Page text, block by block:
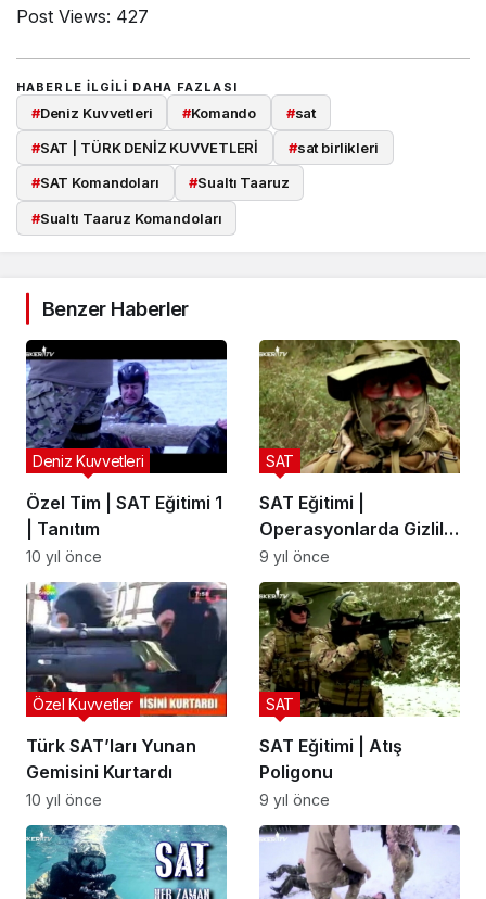
Post Views: 427
HABERLE ILGILI DAHA FAZLASI
#Deniz Kuvvetleri #Komando #sat
#SAT | TÜRK DENİZ KUVVETLERİ #sat birlikleri
#SAT Komandoları #Sualtı Taaruz
#Sualtı Taaruz Komandoları
Benzer Haberler
Özel Tim | SAT Eğitimi 1
| Tanıtım
Deniz Kuvvetleri
10 yıl önce
SAT Eğitimi |
Operasyonlarda Gizlilik
| Kara Eğitim Safhası
SAT
9 yıl önce
Türk SAT’ları Yunan
Gemisini Kurtardı
Özel Kuvvetler
10 yıl önce
SAT Eğitimi | Atış
Poligonu
SAT
9 yıl önce